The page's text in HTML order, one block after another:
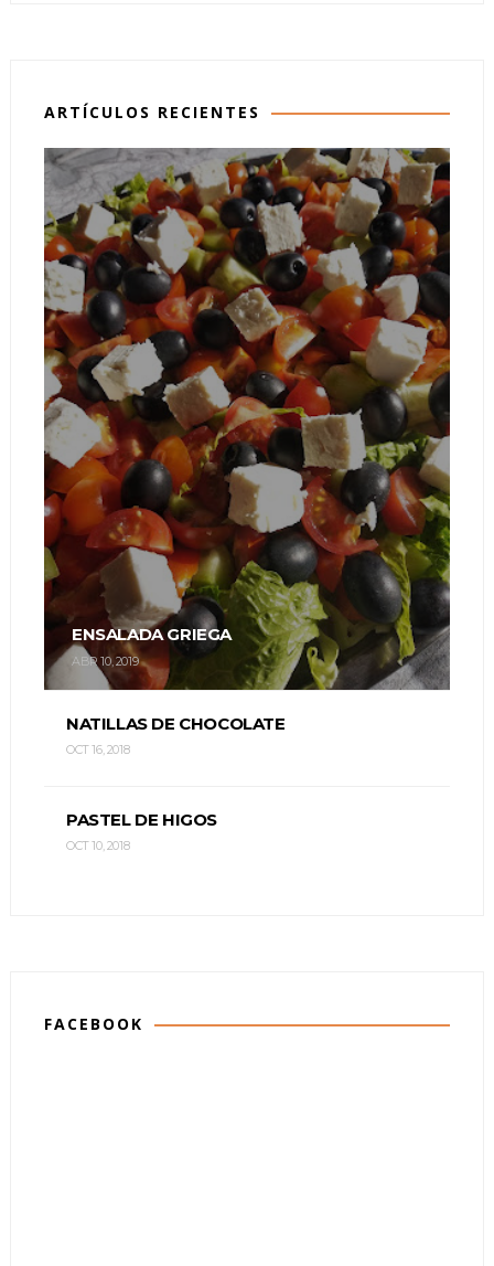
ARTÍCULOS RECIENTES
ENSALADA GRIEGA
ABR 10, 2019
NATILLAS DE CHOCOLATE
OCT 16, 2018
PASTEL DE HIGOS
OCT 10, 2018
FACEBOOK